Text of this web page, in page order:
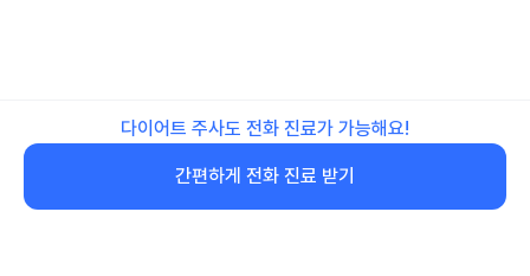
다이어트 주사도 전화 진료가 가능해요!
간편하게 전화 진료 받기